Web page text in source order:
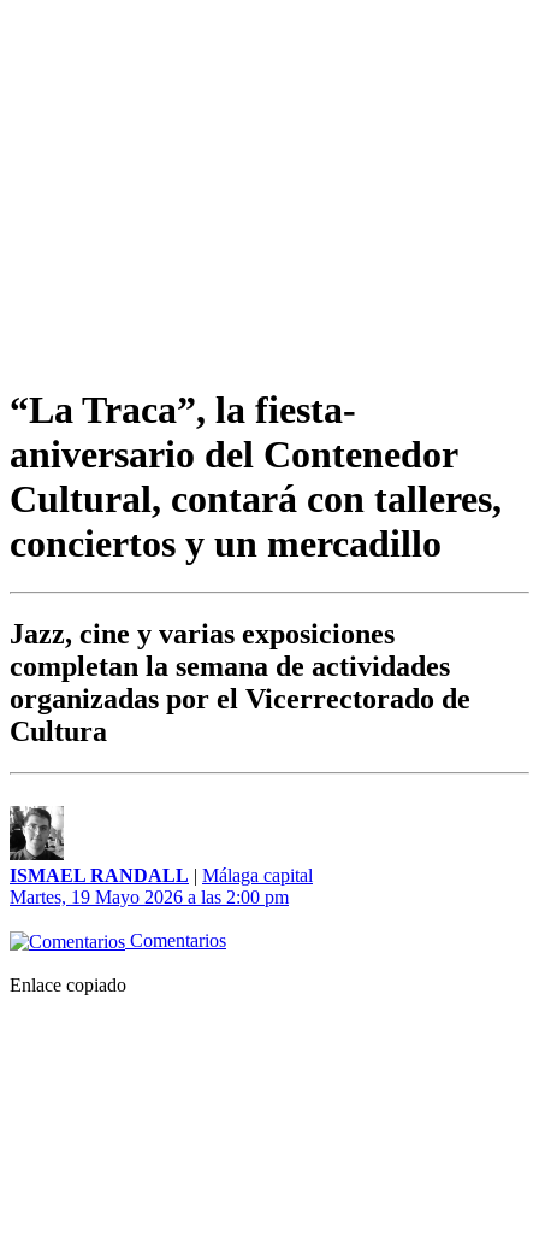
“La Traca”, la fiesta-
aniversario del Contenedor
Cultural, contará con talleres,
conciertos y un mercadillo
Jazz, cine y varias exposiciones
completan la semana de actividades
organizadas por el Vicerrectorado de
Cultura
ISMAEL RANDALL | Málaga capital
Martes, 19 Mayo 2026 a las 2:00 pm
Comentarios
Enlace copiado